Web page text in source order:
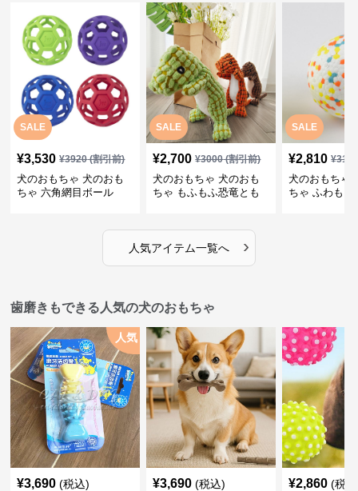
SALE
¥3,530 ¥3920(割引前)
犬のおもちゃ 犬のおも
ちゃ 六角網目ボール
SALE
¥2,700 ¥3000(割引前)
犬のおもちゃ 犬のおも
ちゃ もふもふ恐竜とも
SALE
¥2,810 ¥
犬のおもちゃ
ちゃ ふわもこ
人気アイテム一覧へ ›
歯磨きもできる人気の犬のおもちゃ
人気
¥3,690 (税込) ¥3,690 (税込) ¥2,860 (税